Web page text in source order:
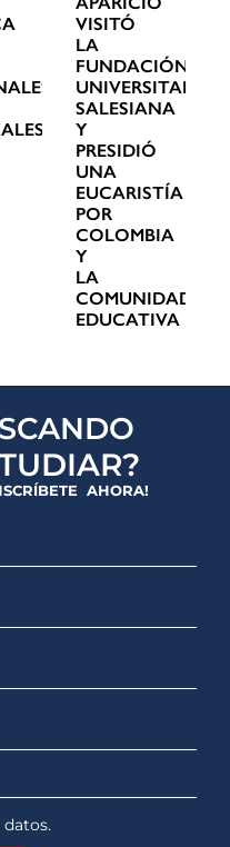
VISITÓ
LA
FUNDACIÓN
UNIVERSITARIA
SALESIANA
Y
PRESIDIÓ
UNA
EUCARISTÍA
POR
COLOMBIA
Y
LA
COMUNIDAD
EDUCATIVA
AHORA!